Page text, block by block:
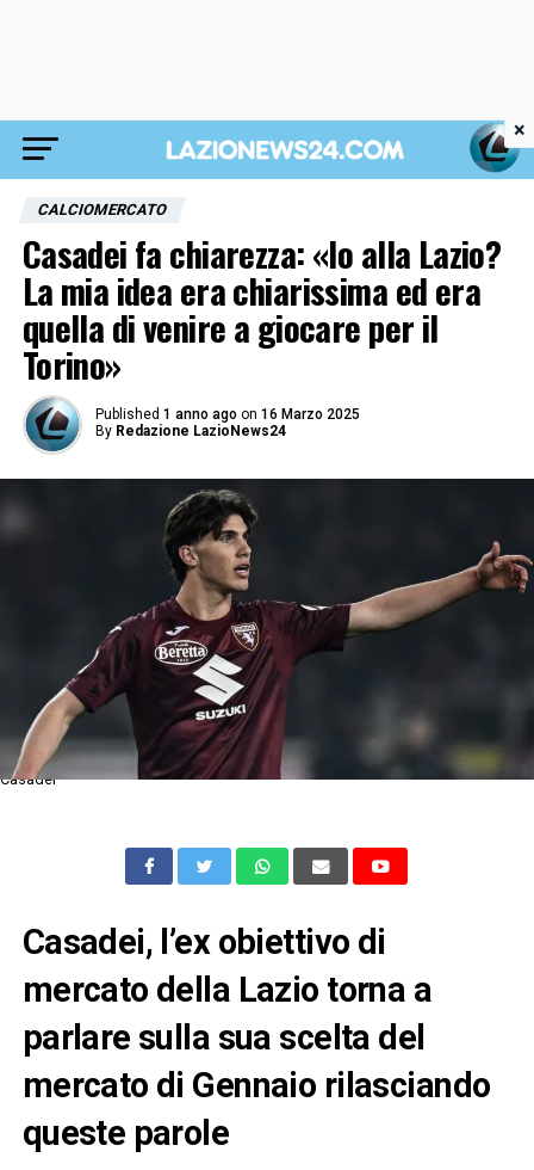
CALCIOMERCATO
Casadei fa chiarezza: «Io alla Lazio?
La mia idea era chiarissima ed era
quella di venire a giocare per il
Torino»
Published 1 anno ago on 16 Marzo 2025
By Redazione LazioNews24
Casadei
Casadei, l’ex obiettivo di
mercato della Lazio torna a
parlare sulla sua scelta del
mercato di Gennaio rilasciando
queste parole
×